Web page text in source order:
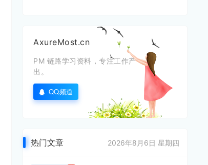
AxureMost.cn
PM 链路学习资料，专注工作产
出。
QQ频道
热门文章 2026年8月6日 星期四